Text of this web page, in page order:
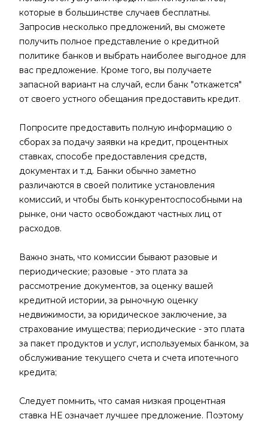
которые в большинстве случаев бесплатны.
Запросив несколько предложений, вы сможете
получить полное представление о кредитной
политике банков и выбрать наиболее выгодное для
вас предложение. Кроме того, вы получаете
запасной вариант на случай, если банк "откажется"
от своего устного обещания предоставить кредит.
Попросите предоставить полную информацию о
сборах за подачу заявки на кредит, процентных
ставках, способе предоставления средств,
документах и т.д. Банки обычно заметно
различаются в своей политике установления
комиссий, и чтобы быть конкурентоспособными на
рынке, они часто освобождают частных лиц от
расходов.
Важно знать, что комиссии бывают разовые и
периодические; разовые - это плата за
рассмотрение документов, за оценку вашей
кредитной истории, за рыночную оценку
недвижимости, за юридическое заключение, за
страхование имущества; периодические - это плата
за пакет продуктов и услуг, используемых банком, за
обслуживание текущего счета и счета ипотечного
кредита;
Следует помнить, что самая низкая процентная
ставка НЕ означает лучшее предложение. Поэтому